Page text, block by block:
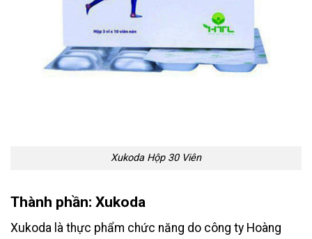
Xukoda Hộp 30 Viên
Thành phần: Xukoda
Xukoda là thực phẩm chức năng do công ty Hoàng